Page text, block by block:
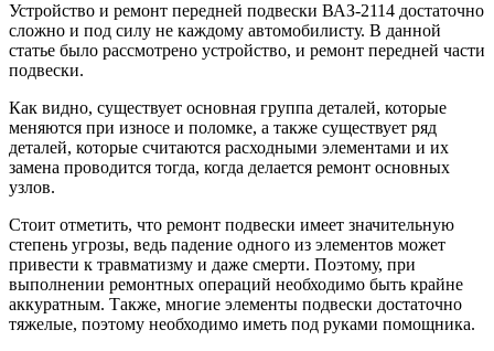
Устройство и ремонт передней подвески ВАЗ-2114 достаточно
сложно и под силу не каждому автомобилисту. В данной
статье было рассмотрено устройство, и ремонт передней части
подвески.
Как видно, существует основная группа деталей, которые
меняются при износе и поломке, а также существует ряд
деталей, которые считаются расходными элементами и их
замена проводится тогда, когда делается ремонт основных
узлов.
Стоит отметить, что ремонт подвески имеет значительную
степень угрозы, ведь падение одного из элементов может
привести к травматизму и даже смерти. Поэтому, при
выполнении ремонтных операций необходимо быть крайне
аккуратным. Также, многие элементы подвески достаточно
тяжелые, поэтому необходимо иметь под руками помощника.